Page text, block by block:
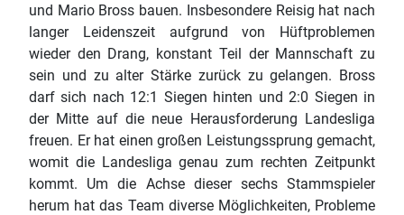
und Mario Bross bauen. Insbesondere Reisig hat nach
langer Leidenszeit aufgrund von Hüftproblemen
wieder den Drang, konstant Teil der Mannschaft zu
sein und zu alter Stärke zurück zu gelangen. Bross
darf sich nach 12:1 Siegen hinten und 2:0 Siegen in
der Mitte auf die neue Herausforderung Landesliga
freuen. Er hat einen großen Leistungssprung gemacht,
womit die Landesliga genau zum rechten Zeitpunkt
kommt. Um die Achse dieser sechs Stammspieler
herum hat das Team diverse Möglichkeiten, Probleme